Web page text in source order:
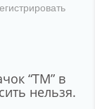
“ТМ” в
нельзя.